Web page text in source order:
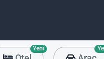
Yeni